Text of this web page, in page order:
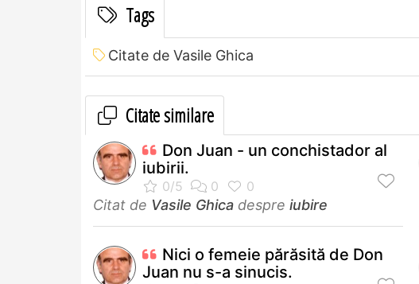
Tags
Citate de Vasile Ghica
Citate similare
Don Juan - un conchistador al
iubirii.
Citat de Vasile Ghica despre iubire
Nici o femeie părăsită de Don
Juan nu s-a sinucis.